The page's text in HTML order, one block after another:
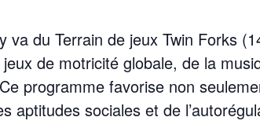
va du Terrain de jeux Twin Forks
de motricité globale, de la
programme favorise non
aptitudes sociales et de